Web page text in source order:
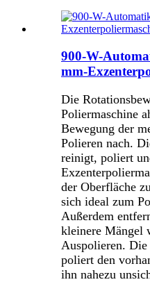
900-W-
mm-
Die
Poliermaschine
Bewegung der
Polieren nach.
reinigt, poliert
der Oberfläche
sich ideal zum
Außerdem
kleinere Mängel
Auspolieren.
poliert den
ihn nahezu